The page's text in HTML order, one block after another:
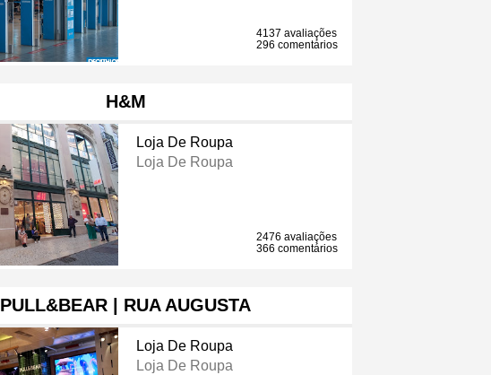
4137 avaliações
296 comentários
H&M
Loja De Roupa
Loja De Roupa
2476 avaliações
366 comentários
PULL&BEAR | RUA AUGUSTA
Loja De Roupa
Loja De Roupa